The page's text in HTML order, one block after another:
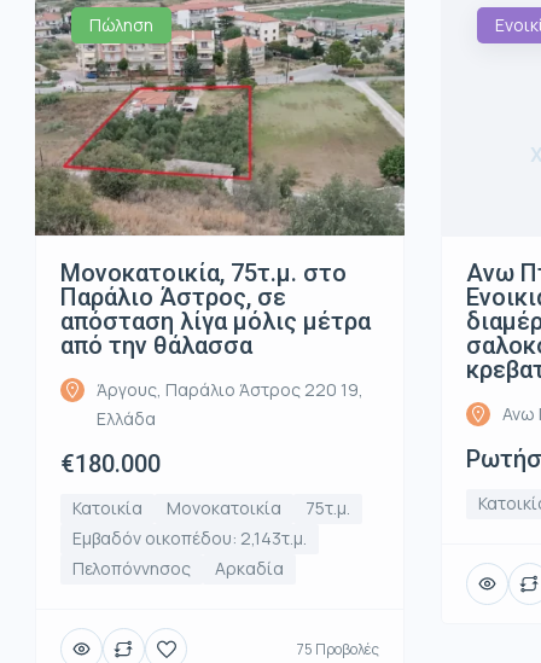
Πώληση
Μονοκατοικία, 75τ.μ. στο
Παράλιο Άστρος, σε
απόσταση λίγα μόλις μέτρα
από την θάλασσα
Άργους, Παράλιο Άστρος 220 19,
Ελλάδα
€180.000
Κατοικία Μονοκατοικία
75τ.μ.
Εμβαδόν οικοπέδου: 2,143τ.μ.
Πελοπόννησος
Αρκαδία
75 Προβολές
Ανω
Ανω